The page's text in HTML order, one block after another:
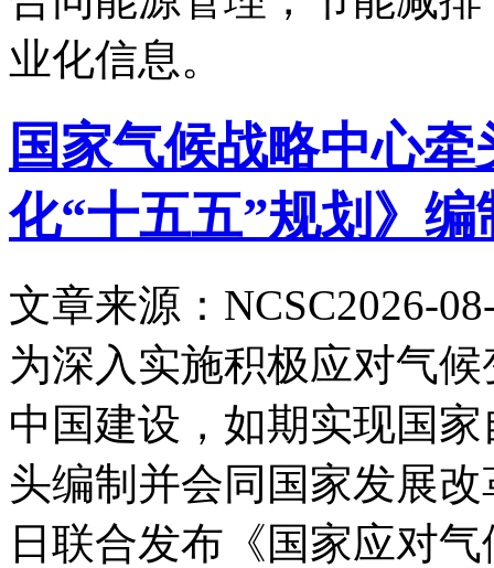
业化信息。
国家气候战略中心
化“十五五”规划》编
文章来源：NCSC2026-
为深入实施积极应对气
中国建设，如期实现国
头编制并会同国家发展
日联合发布《国家应对气